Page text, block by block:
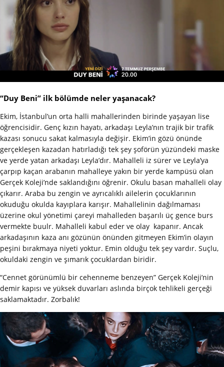
“Duy Beni” ilk bölümde neler yaşanacak?
Ekim, İstanbul’un orta halli mahallerinden birinde yaşayan lise
öğrencisidir. Genç kızın hayatı, arkadaşı Leyla’nın trajik bir trafik
kazası sonucu sakat kalmasıyla değişir. Ekim’in gözü önünde
gerçekleşen kazadan hatırladığı tek şey şoförün yüzündeki maske
ve yerde yatan arkadaşı Leyla’dır. Mahalleli iz sürer ve Leyla’ya
çarpıp kaçan arabanın mahalleye yakın bir yerde kampüsü olan
Gerçek Koleji’nde saklandığını öğrenir. Okulu basan mahalleli olay
çıkarır. Araba bu zengin ve ayrıcalıklı ailelerin çocuklarının
okuduğu okulda kayıplara karışır. Mahallelinin dağılmaması
üzerine okul yönetimi çareyi mahalleden başarılı üç gence burs
vermekte buulr. Mahalleli kabul eder ve olay kapanır. Ancak
arkadaşının kaza anı gözünün önünden gitmeyen Ekim’in olayın
peşini bırakmaya niyeti yoktur. Emin olduğu tek şey vardır. Suçlu,
okuldaki zengin ve şımarık çocuklardan biridir.
“Cennet görünümlü bir cehenneme benzeyen” Gerçek Koleji’nin
demir kapısı ve yüksek duvarları aslında birçok tehlikeli gerçeği
saklamaktadır. Zorbalık!